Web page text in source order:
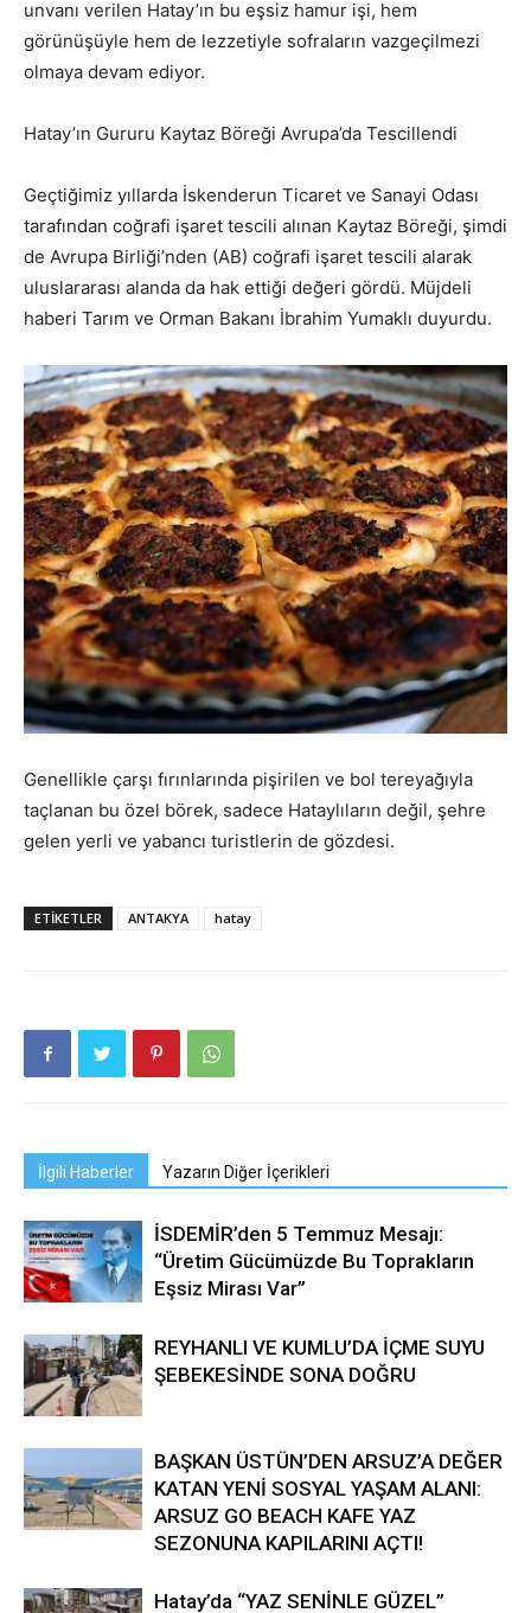
unvanı verilen Hatay’ın bu eşsiz hamur işi, hem
görünüşüyle hem de lezzetiyle sofraların vazgeçilmezi
olmaya devam ediyor.
Hatay’ın Gururu Kaytaz Böreği Avrupa’da Tescillendi
Geçtiğimiz yıllarda İskenderun Ticaret ve Sanayi Odası
tarafından coğrafi işaret tescili alınan Kaytaz Böreği, şimdi
de Avrupa Birliği’nden (AB) coğrafi işaret tescili alarak
uluslararası alanda da hak ettiği değeri gördü. Müjdeli
haberi Tarım ve Orman Bakanı İbrahim Yumaklı duyurdu.
Genellikle çarşı fırınlarında pişirilen ve bol tereyağıyla
taçlanan bu özel börek, sadece Hataylıların değil, şehre
gelen yerli ve yabancı turistlerin de gözdesi.
ETIKETLER ANTAKYA hatay
İlgili Haberler Yazarın Diğer İçerikleri
İSDEMİR’den 5 Temmuz Mesajı:
“Üretim Gücümüzde Bu Toprakların
Eşsiz Mirası Var”
REYHANLI VE KUMLU’DA İÇME SUYU
ŞEBEKESİNDE SONA DOĞRU
BAŞKAN ÜSTÜN’DEN ARSUZ’A DEĞER
KATAN YENİ SOSYAL YAŞAM ALANI:
ARSUZ GO BEACH KAFE YAZ
SEZONUNA KAPILARINI AÇTI!
Hatay’da “YAZ SENİNLE GÜZEL”